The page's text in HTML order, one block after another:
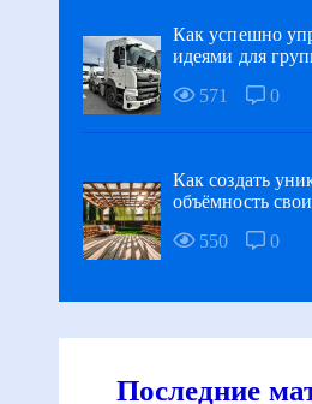
Как успешно
идеями для
571
0
Как создать
объёмность
550
0
Последние